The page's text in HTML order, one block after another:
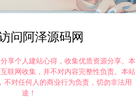
问阿泽源码网
享个人建站心得，收集优质资源分享。本
联网收集，并不对内容完整性负责。本站
不对任何人的商业行为负责，切勿非法用
途！